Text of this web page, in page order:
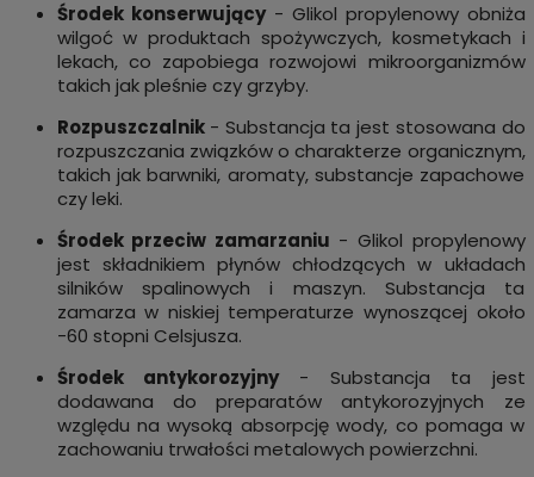
Środek konserwujący- Glikol propylenowy obniża
wilgoć w produktach spożywczych, kosmetykach i
lekach, co zapobiega rozwojowi mikroorganizmów
takich jak pleśnie czy grzyby.
Rozpuszczalnik- Substancja ta jest stosowana do
rozpuszczania związków o charakterze organicznym,
takich jak barwniki, aromaty, substancje zapachowe
czy leki.
Środek przeciw zamarzaniu - Glikol propylenowy
jest składnikiem płynów chłodzących w układach
silników spalinowych i maszyn. Substancja ta
zamarza w niskiej temperaturze wynoszącej około
-60 stopni Celsjusza.
Środek antykorozyjny- Substancja ta jest
dodawana do preparatów antykorozyjnych ze
względu na wysoką absorpcję wody, co pomaga w
zachowaniu trwałości metalowych powierzchni.